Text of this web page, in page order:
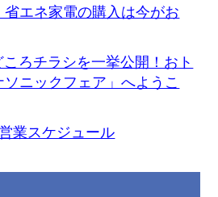
省エネ家電の購入は今がお
ころチラシを一挙公開！おト
ニックフェア」へようこ
業スケジュール